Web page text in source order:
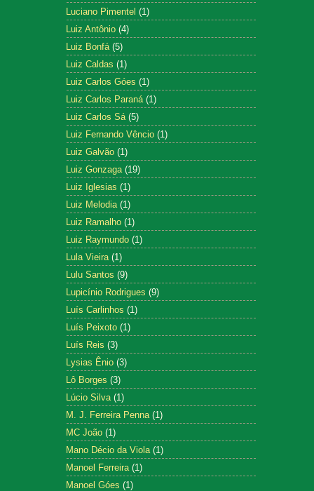
Luciano Pimentel (1)
Luiz Antônio (4)
Luiz Bonfá (5)
Luiz Caldas (1)
Luiz Carlos Góes (1)
Luiz Carlos Paraná (1)
Luiz Carlos Sá (5)
Luiz Fernando Vêncio (1)
Luiz Galvão (1)
Luiz Gonzaga (19)
Luiz Iglesias (1)
Luiz Melodia (1)
Luiz Ramalho (1)
Luiz Raymundo (1)
Lula Vieira (1)
Lulu Santos (9)
Lupicínio Rodrigues (9)
Luís Carlinhos (1)
Luís Peixoto (1)
Luís Reis (3)
Lysias Ênio (3)
Lô Borges (3)
Lúcio Silva (1)
M. J. Ferreira Penna (1)
MC João (1)
Mano Décio da Viola (1)
Manoel Ferreira (1)
Manoel Góes (1)